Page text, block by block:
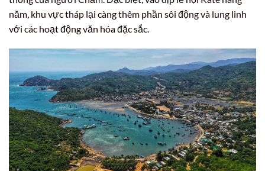
năm, khu vực tháp lại càng thêm phần sôi động và lung linh
với các hoạt động văn hóa đặc sắc.